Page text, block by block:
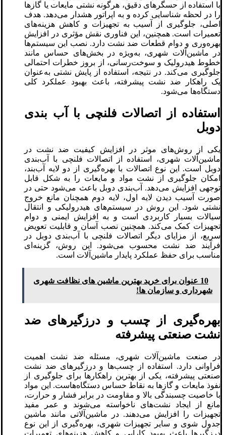
با استفاده از حسگرهای دقیق، هرگونه نشتی مایعات یا گازها
را در لحظه شناسایی کرده و به اپراتور هشدار می‌دهد. هدف
اصلی، جلوگیری از آسیب به تجهیزات و کاهش هزینه‌های
تعمیرات است. همچنین، این فناوری نقش مؤثری در افزایش
بهره‌وری و دوام قطعات ضد نشت دارد. نصب این سیستم‌ها
در ماشین‌آلات شهری، به‌ویژه در بخش‌های حساس مانند
خطوط هیدرولیک و سوخت‌رسانی، از بروز خطرات احتمالی
جلوگیری می‌کند. در نتیجه، استفاده از پایش نشتی به‌عنوان
یک راهکار ضد نشت پیشرفته، باعث بهبود عملکرد کلی
دستگاه‌ها می‌شود.
استفاده از اتصالات فلنچی با آب‌ بندی
دوبل
یکی از روش‌های موثر در افزایش کیفیت ضد نشت در
ماشین‌آلات شهری، استفاده از اتصالات فلنچی با آب‌بندی
دوبل است. این نوع اتصالات با بهره‌گیری از دو لایه آب‌بند،
امکان جلوگیری از نشت مواد و مایعات را به شکل قابل
توجهی افزایش می‌دهد. آب‌بندی دوبل باعث می‌شود حتی در
صورت آسیب دیدن لایه اول، لایه دوم همچنان مانع خروج
نشتی شود. این روش در سیستم‌های هیدرولیکی و انتقال
سیالات بسیار کاربردی است و به افزایش ایمنی و دوام
تجهیزات کمک می‌کند. همچنین نصب آسان و قابلیت تعویض
سریع، از مزایای دیگر اتصالات فلنچی با آب‌بندی دوبل در
فرآیند ضد نشت محسوب می‌شود. این روش، گزینه‌ای
مناسب برای حفظ عملکرد پایدار ماشین‌آلات است.
10 عنوان برای خرید بهترین ماشین های نظافت شهری
شهرداری و سازمان ها!
بهره‌گیری از چسب‌ و درزگیرهای ضد
نشت صنعتی پیشرفته
در صنعت ماشین‌آلات شهری، مسئله ضد نشت اهمیت
فراوانی دارد. استفاده از چسب‌ها و درزگیرهای ضد نشت
صنعتی پیشرفته، یکی از بهترین راهکارها برای جلوگیری از
نفوذ مایعات و گازها به نقاط حساس دستگاه‌هاست. این مواد
با خاصیت چسبندگی بالا و مقاومت در برابر فشار و حرارت،
مانع از ایجاد نشت‌های ناخواسته می‌شوند و عمر مفید
تجهیزات را افزایش می‌دهند. در ماشین‌آلاتی مانند ماشین
جدول شوی و سایر تجهیزات شهری، بهره‌گیری از این نوع
درزگیرها باعث بهبود کارایی و کاهش هزینه‌های تعمیرات